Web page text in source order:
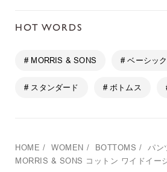
HOT WORDS
# MORRIS & SONS # ベーシック
# スタンダード # ボトムス
HOME / WOMEN / BOTTOMS / パン
MORRIS & SONS コットン ワイドイー